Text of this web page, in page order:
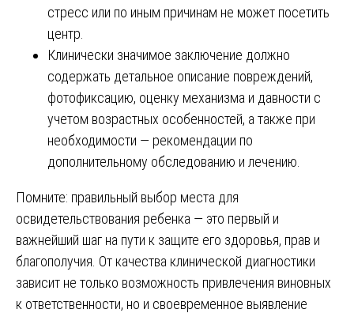
стресс или по иным причинам не может посетить
центр.
Клинически значимое заключение должно
содержать детальное описание повреждений,
фотофиксацию, оценку механизма и давности с
учетом возрастных особенностей, а также при
необходимости — рекомендации по
дополнительному обследованию и лечению.
Помните: правильный выбор места для
освидетельствования ребенка — это первый и
важнейший шаг на пути к защите его здоровья, прав и
благополучия. От качества клинической диагностики
зависит не только возможность привлечения виновных
к ответственности, но и своевременное выявление